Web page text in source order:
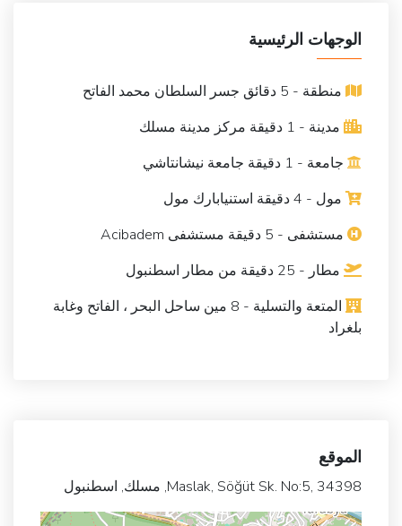
الوجهات الرئيسية
منطقة - 5 دقائق جسر السلطان محمد الفاتح
مدينة - 1 دقيقة مركز مدينة مسلك
جامعة - 1 دقيقة جامعة نيشانتاشي
مول - 4 دقيقة استنيابارك مول
مستشفى - 5 دقيقة مستشفى Acibadem
مطار - 25 دقيقة من مطار اسطنبول
المتعة والتسلية - 8 مين ساحل البحر ، الفاتح وغابة
بلغراد
الموقع
Maslak, Söğüt Sk. No:5, 34398, مسلك, اسطنبول